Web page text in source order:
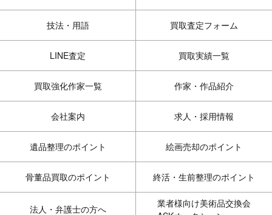
技法・用語 買取査定フォーム
LINE査定 買取実績一覧
買取強化作家一覧 作家・作品紹介
会社案内 求人・採用情報
遺品整理のポイント 絵画売却のポイント
骨董品買取のポイント 終活・生前整理のポイント
法人・弁護士の方へ
業者様向け美術品交換会